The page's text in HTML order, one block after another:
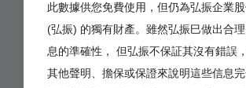
此數據供您免費使用，但仍為弘振企業
(弘振) 的獨有財產。雖然弘振巳做出合
息的準確性， 但弘振不保証其沒有錯誤
其他聲明、擔保或保證來說明這些信息